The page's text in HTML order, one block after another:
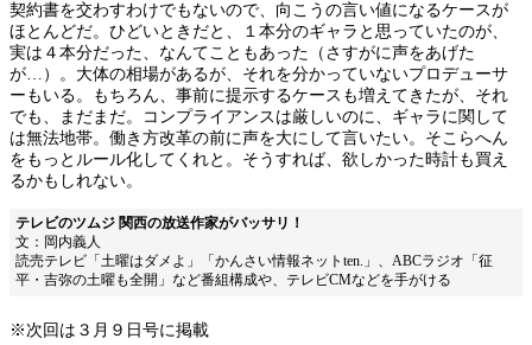
契約書を交わすわけでもないので、向こうの言い値になるケースが
ほとんどだ。ひどいときだと、１本分のギャラと思っていたのが、
実は４本分だった、なんてこともあった（さすがに声をあげた
が…）。大体の相場があるが、それを分かっていないプロデューサ
ーもいる。もちろん、事前に提示するケースも増えてきたが、それ
でも、まだまだ。コンプライアンスは厳しいのに、ギャラに関して
は無法地帯。働き方改革の前に声を大にして言いたい。そこらへん
をもっとルール化してくれと。そうすれば、欲しかった時計も買え
るかもしれない。
テレビのツムジ 関西の放送作家がバッサリ！
文：岡内義人
読売テレビ「土曜はダメよ」「かんさい情報ネットten.」、ABCラジオ「征
平・吉弥の土曜も全開」など番組構成や、テレビCMなどを手がける
※次回は３月９日号に掲載